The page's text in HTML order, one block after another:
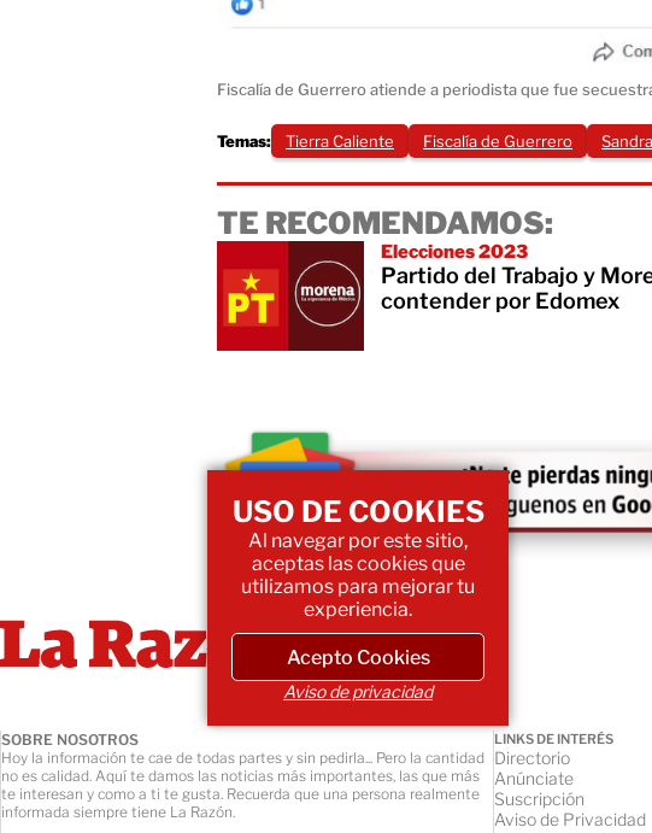
Fiscalía de Guerrero atiende a periodista que fue
Temas: Tierra Caliente Fiscalía de Guerrero
TE RECOMENDAMOS:
Elecciones 2023
Partido del Trabajo y
contender por Edomex
SOBRE NOSOTROS
Hoy la información te cae de todas partes y sin pedirla... Pero la cantidad
no es calidad. Aquí te damos las noticias más importantes, las que más
te interesan y como a ti te gusta. Recuerda que una persona realmente
informada siempre tiene La Razón.
LINKS DE INTERÉS
Directorio
Anúnciate
Suscripción
Aviso de Privacidad
USO DE COOKIES
Al navegar por este sitio,
aceptas las cookies que
utilizamos para mejorar tu
experiencia.
Acepto Cookies
Aviso de privacidad